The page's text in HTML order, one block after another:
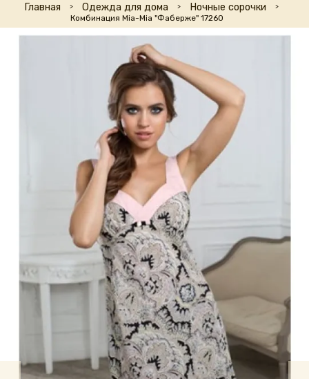
Главная Одежда для дома Ночные сорочки
Комбинация Mia-Mia "Фаберже" 17260